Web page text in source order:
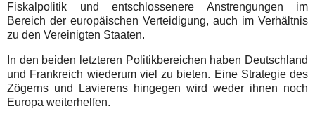
Fiskalpolitik und entschlossenere Anstrengungen im
Bereich der europäischen Verteidigung, auch im Verhältnis
zu den Vereinigten Staaten.
In den beiden letzteren Politikbereichen haben Deutschland
und Frankreich wiederum viel zu bieten. Eine Strategie des
Zögerns und Lavierens hingegen wird weder ihnen noch
Europa weiterhelfen.